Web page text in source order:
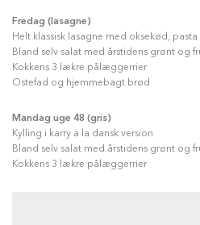
Fredag (lasagne)
Helt klassisk lasagne med oksekød,
Bland selv salat med årstidens grønt og
Kokkens 3 lækre pålæggerrier
Ostefad og hjemmebagt brød
Mandag uge 48 (gris)
Kylling i karry a la dansk version
Bland selv salat med årstidens grønt og
Kokkens 3 lækre pålæggerrier